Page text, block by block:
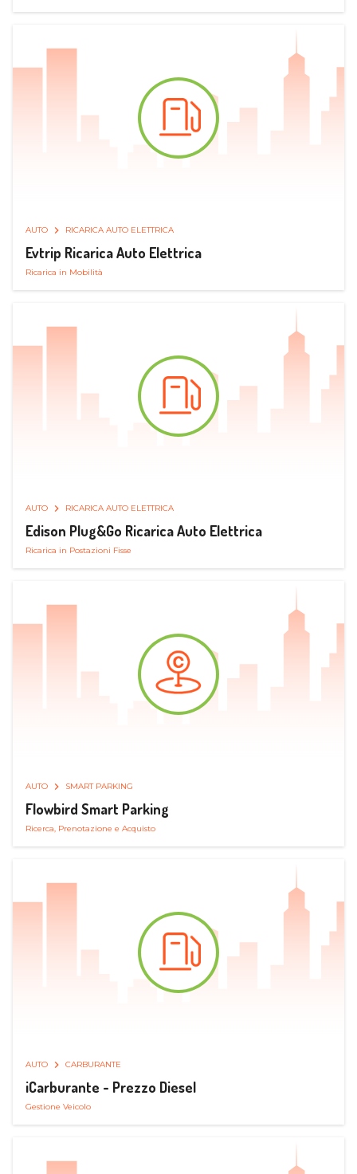
AUTO RICARICA AUTO ELETTRICA
Evtrip Ricarica Auto Elettrica
Ricarica in Mobilità
AUTO RICARICA AUTO ELETTRICA
Edison Plug&Go Ricarica Auto Elettrica
Ricarica in Postazioni Fisse
AUTO SMART PARKING
Flowbird Smart Parking
Ricerca, Prenotazione e Acquisto
AUTO CARBURANTE
iCarburante - Prezzo Diesel
Gestione Veicolo